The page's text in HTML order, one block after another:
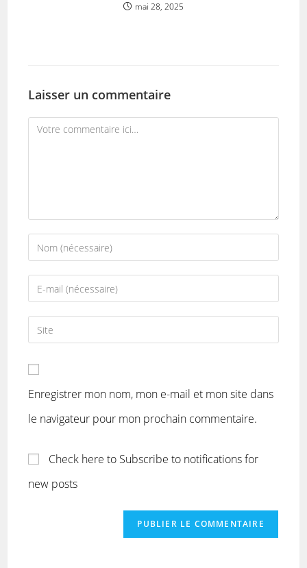
mai 28, 2025
Laisser un commentaire
Enregistrer mon nom, mon e-mail et mon site dans
le navigateur pour mon prochain commentaire.
Check here to Subscribe to notifications for
new posts